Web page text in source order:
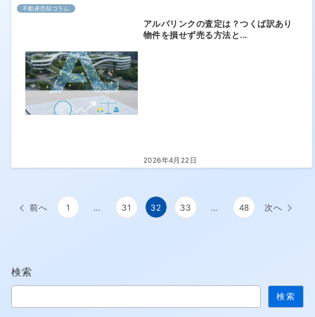
不動産売却コラム
アルバリンクの査定は？つくば訳あり
物件を損せず売る方法と...
2026年4月22日
投
ペ
ー
前へ 1 … 31 32 33 … 48 次へ
検索
検索